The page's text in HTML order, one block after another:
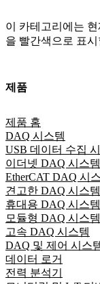
이 카테고리에는
을 빨간색으로 표
제품
제품 홈
DAQ 시스템
USB 데이터 수집
이더넷 DAQ 시스템
EtherCAT DAQ 시
견고한 DAQ 시스템
휴대용 DAQ 시스템
모듈형 DAQ 시스템
고속 DAQ 시스템
DAQ 및 제어 시스
데이터 로거
전력 분석기